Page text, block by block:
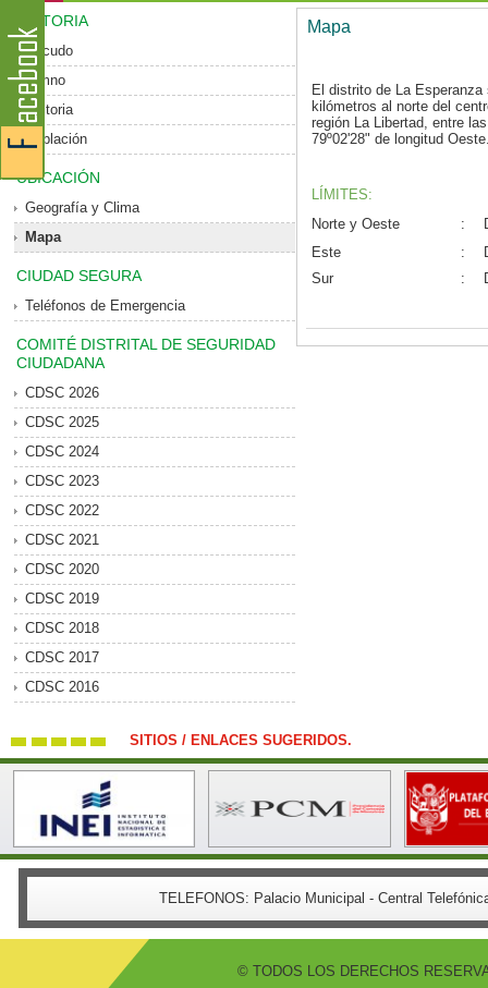
HISTORIA
Escudo
Himno
Historia
Población
UBICACIÓN
Geografía y Clima
Mapa
CIUDAD SEGURA
Teléfonos de Emergencia
COMITÉ DISTRITAL DE SEGURIDAD
CIUDADANA
CDSC 2026
CDSC 2025
CDSC 2024
CDSC 2023
CDSC 2022
CDSC 2021
CDSC 2020
CDSC 2019
CDSC 2018
CDSC 2017
CDSC 2016
Mapa
El distrito de La
kilómetros al norte del
región La Libertad, entre
79º02'28" de longitud
LÍMITES:
Norte y Oeste
:
Este
:
Sur
:
SITIOS / ENLACES SUGERIDOS.
TELEFONOS: Palacio Municipal - Central
© TODOS LOS DERECHOS